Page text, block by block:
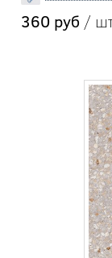
360 руб /